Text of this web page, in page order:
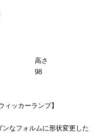
高さ
98
ッカーランプ】
なフォルムに形状変更した